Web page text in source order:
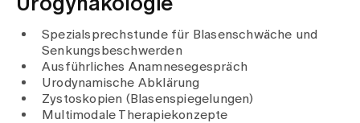
Blog
Medien
Publikationen
Spezialsprechstunde für Blasenschwäche und
Senkungsbeschwerden
Ausführliches Anamnesegespräch
Urodynamische Abklärung
Zystoskopien (Blasenspiegelungen)
Multimodale Therapiekonzepte